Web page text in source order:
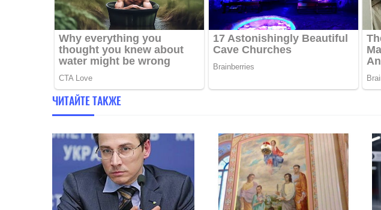
ЧИТАЙТЕ ТАКЖЕ